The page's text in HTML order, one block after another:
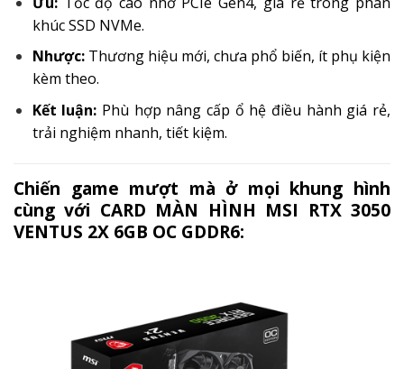
khúc SSD NVMe.
Nhược:Thương hiệu mới, chưa phổ biến, ít phụ kiện
kèm theo.
Kết luận: Phù hợp nâng cấp ổ hệ điều hành giá rẻ,
trải nghiệm nhanh, tiết kiệm.
Chiến game mượt mà ở mọi khung hình
cùng với CARD MÀN HÌNH MSI RTX 3050
VENTUS 2X 6GB OC GDDR6: